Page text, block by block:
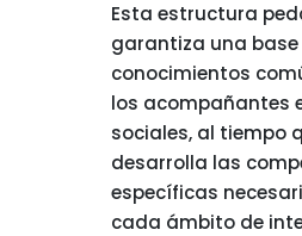
Esta estructura
garantiza una base
conocimientos
los acompañantes
sociales, al tiempo
desarrolla las
específicas
cada ámbito de